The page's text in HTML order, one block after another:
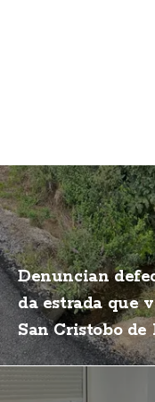
Denuncian
da estrada que
San Cristobo